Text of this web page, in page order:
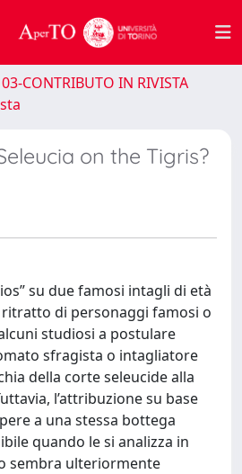
03-CONTRIBUTO IN RIVISTA
on the Tigris?
su due famosi intagli di età
di personaggi famosi o
studiosi a postulare
sfragista o intagliatore
della corte seleucide alla
l’attribuzione su base
a una stessa bottega
quando le si analizza in
sembra ulteriormente